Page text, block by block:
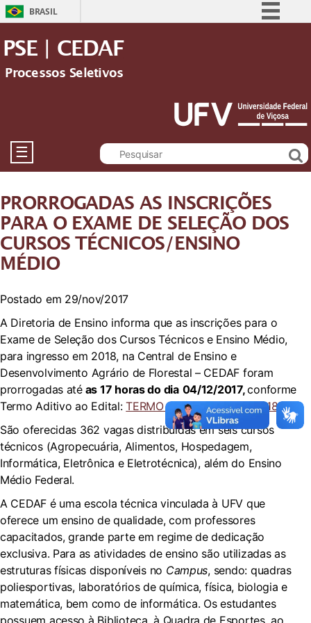
BRASIL
Acesso à informação
Legislação
Canais
PSE | CEDAF
Processos Seletivos
☰
PRORROGADAS AS INSCRIÇÕES
PARA O EXAME DE SELEÇÃO DOS
CURSOS TÉCNICOS/ENSINO
MÉDIO
Postado em 29/nov/2017
A Diretoria de Ensino informa que as inscrições para o
Exame de Seleção dos Cursos Técnicos e Ensino Médio,
para ingresso em 2018, na Central de Ensino e
Desenvolvimento Agrário de Florestal – CEDAF foram
prorrogadas atéas 17 horas do dia 04/12/2017,conforme
Termo Aditivo ao Edital:TERMO ADITIVO EDITAL 2018
São oferecidas 362 vagas distribuídas em seis cursos
técnicos (Agropecuária, Alimentos, Hospedagem,
Informática, Eletrônica e Eletrotécnica), além do Ensino
Médio Federal.
A CEDAF é uma escola técnica vinculada à UFV que
oferece um ensino de qualidade, com professores
capacitados, grande parte em regime de dedicação
exclusiva. Para as atividades de ensino são utilizadas as
estruturas físicas disponíveis no Campus, sendo: quadras
poliesportivas, laboratórios de química, física, biologia e
matemática, bem como de informática. Os estudantes
possuem acesso à Biblioteca, à Quadra de Esportes, ao